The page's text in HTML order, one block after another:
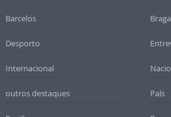
Barcelos Braga
Desporto
Internacional
outros destaques País